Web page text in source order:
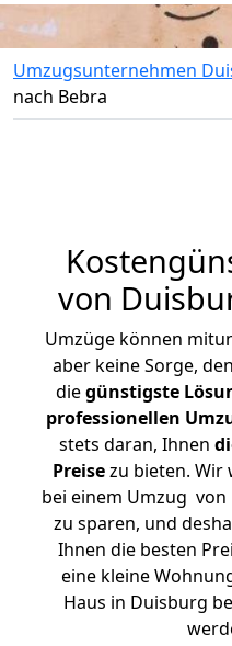
Umzugsunternehmen
nach Bebra
von
Umzüge können
aber keine Sorge,
diegünstigste
professionellen
stets daran, Ihnen
Preisezu bieten. Wir
bei einem Umzug von
zu sparen, und
Ihnen die besten
eine kleine
Haus in Duisburg